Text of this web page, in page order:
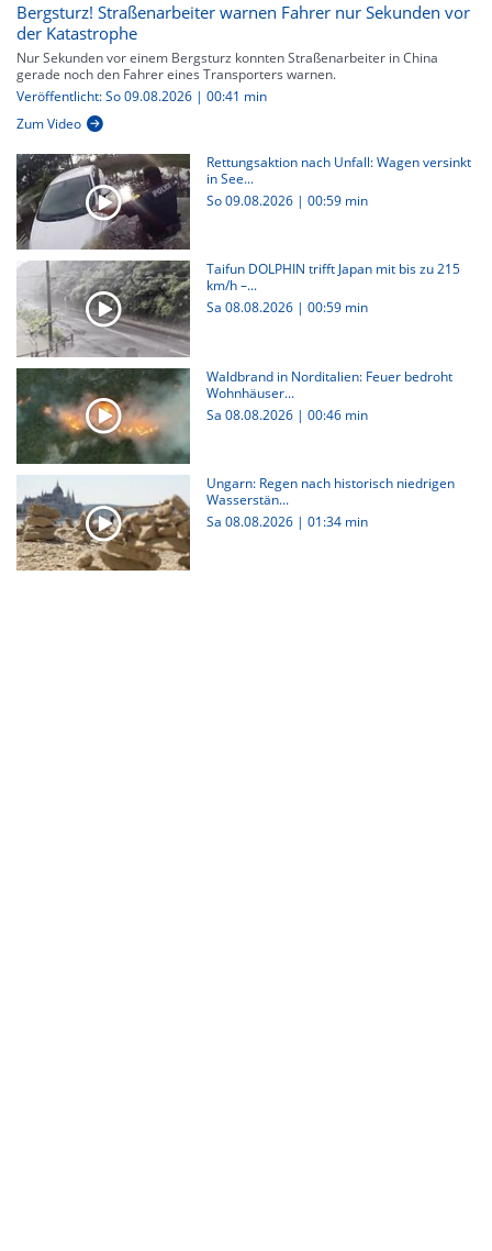
Bergsturz! Straßenarbeiter warnen Fahrer nur Sekunden vor
der Katastrophe
Nur Sekunden vor einem Bergsturz konnten Straßenarbeiter in China
gerade noch den Fahrer eines Transporters warnen.
Veröffentlicht: So 09.08.2026 | 00:41 min
Zum Video
Rettungsaktion nach Unfall: Wagen versinkt
in See...
So 09.08.2026 | 00:59 min
Taifun DOLPHIN trifft Japan mit bis zu 215
km/h –...
Sa 08.08.2026 | 00:59 min
Waldbrand in Norditalien: Feuer bedroht
Wohnhäuser...
Sa 08.08.2026 | 00:46 min
Ungarn: Regen nach historisch niedrigen
Wasserstän...
Sa 08.08.2026 | 01:34 min